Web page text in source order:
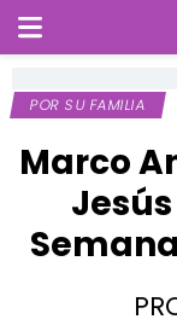
POR SU FAMILIA
Marco